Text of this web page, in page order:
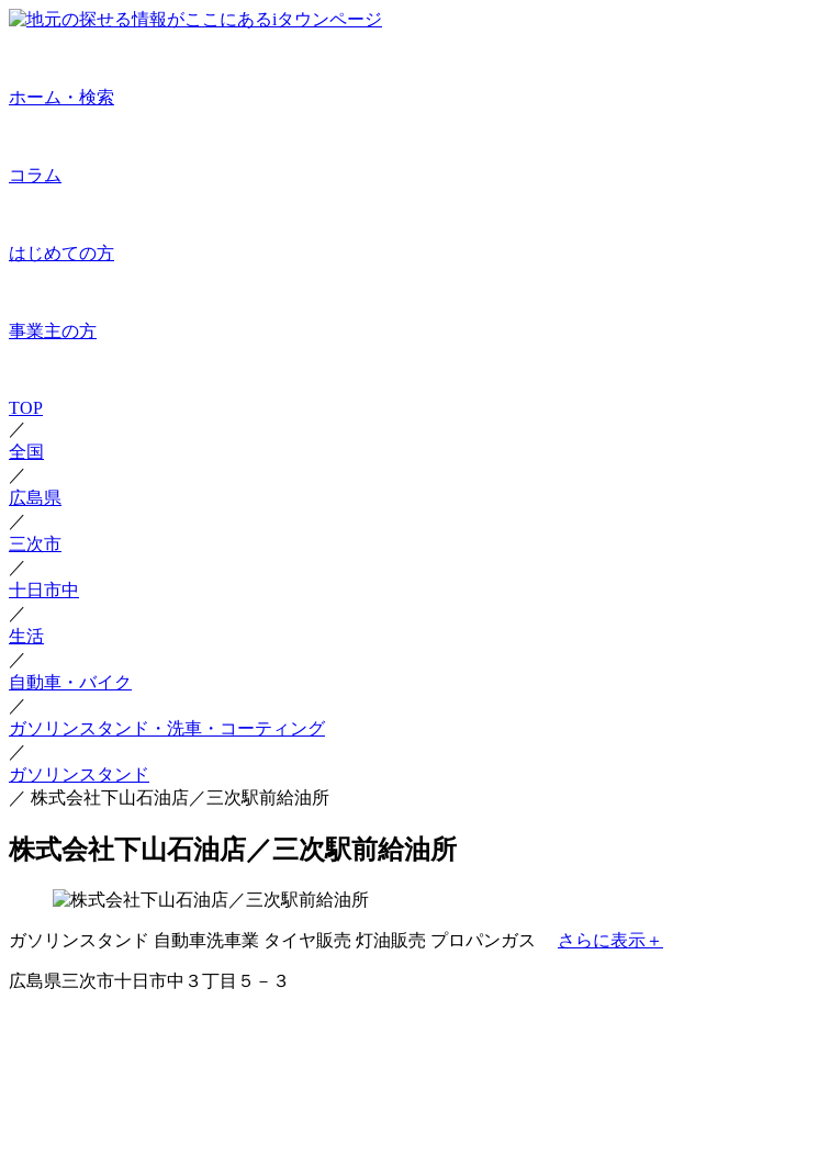
ホーム・検索
コラム
はじめての方
事業主の方
TOP
／
全国
／
広島県
／
三次市
／
十日市中
／
生活
／
自動車・バイク
／
ガソリンスタンド・洗車・コーティング
／
ガソリンスタンド
／ 株式会社下山石油店／三次駅前給油所
株式会社下山石油店／三次駅前給油所
ガソリンスタンド 自動車洗車業 タイヤ販売 灯油販売 プロパンガス さらに表示＋
広島県三次市十日市中３丁目５－３